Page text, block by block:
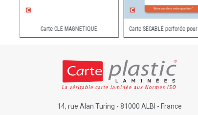
Carte CLE MAGNÉTIQUE Carte SECABLE perforée
14, rue Alan Turing - 81000 ALBI - France